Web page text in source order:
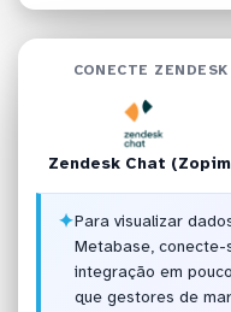
CONECTE
Zendesk Chat
✦Para visualizar
Metabase, conecte-
integração em
que gestores de